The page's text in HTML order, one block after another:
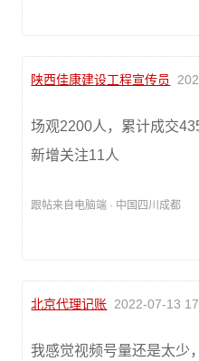
陕西佳康建设工程宣传员
场观2200人，累计成交
新增关注11人
跟帖来自电脑端 · 中国四川成都
北京代理记账 2022-07-13
我感觉视频号量还是太少